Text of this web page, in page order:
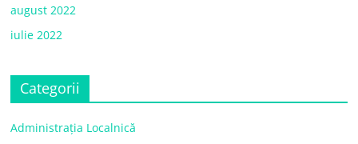
august 2022
iulie 2022
Categorii
Administrația Localnică